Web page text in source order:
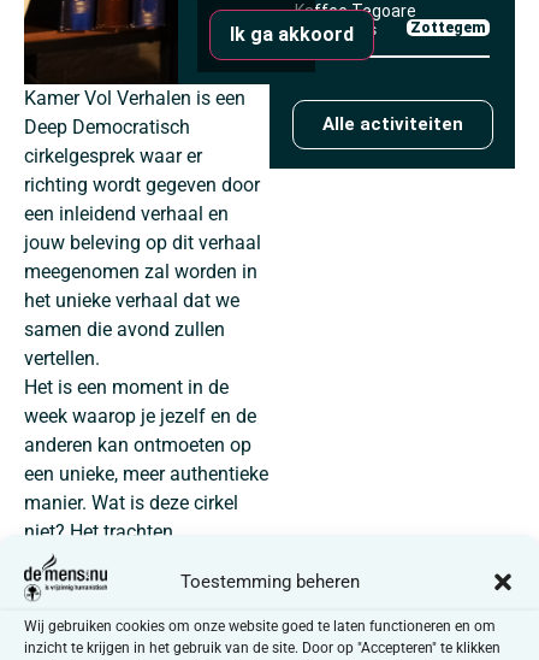
Toestemming beheren
Wij gebruiken cookies om onze website goed te laten functioneren en om
inzicht te krijgen in het gebruik van de site. Door op "Accepteren" te klikken
Ik ga akkoord
Kamer Vol Verhalen is een
Deep Democratisch
cirkelgesprek waar er
richting wordt gegeven door
een inleidend verhaal en
jouw beleving op dit verhaal
meegenomen zal worden in
het unieke verhaal dat we
samen die avond zullen
vertellen.
Het is een moment in de
week waarop je jezelf en de
anderen kan ontmoeten op
een unieke, meer authentieke
manier. Wat is deze cirkel
niet? Het trachten
analyseren van verhalen,
discussiëren over juist of
fout, een oordelende plek.
Het is een plek die eerder
Kaffee Tegoare
11 augustus Zottegem
Alle activiteiten